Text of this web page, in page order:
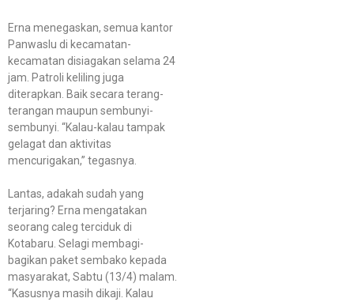
Erna menegaskan, semua kantor
Panwaslu di kecamatan-
kecamatan disiagakan selama 24
jam. Patroli keliling juga
diterapkan. Baik secara terang-
terangan maupun sembunyi-
sembunyi. “Kalau-kalau tampak
gelagat dan aktivitas
mencurigakan,” tegasnya.
Lantas, adakah sudah yang
terjaring? Erna mengatakan
seorang caleg terciduk di
Kotabaru. Selagi membagi-
bagikan paket sembako kepada
masyarakat, Sabtu (13/4) malam.
“Kasusnya masih dikaji. Kalau